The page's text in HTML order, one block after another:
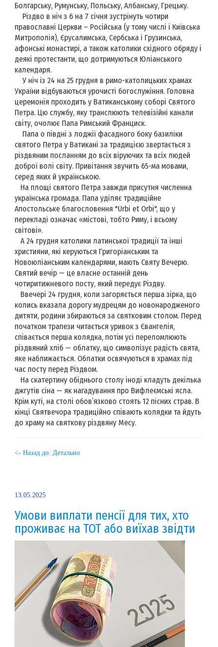
Болгарську, Румунську, Польську, Албанську, Грецьку.
Різдво в ніч з 6 на 7 січня зустрінуть чотири
православні Церкви – Російська (у тому числі і Київська
Митрополія), Єрусалимська, Сербська і Грузинська,
афонські монастирі, а також католики східного обряду і
деякі протестанти, що дотримуються Юліанського
календаря.
У ніч із 24 на 25 грудня в римо-католицьких храмах
України відбуваються урочисті богослужіння. Головна
церемонія проходить у Ватиканському соборі Святого
Петра. Цю службу, яку транслюють телевізійні канали
світу, очолює Папа Римський Франциск.
Папа о півдні з лоджії фасадного боку базиліки
святого Петра у Ватикані за традицією звертається з
різдвяним посланням до всіх віруючих та всіх людей
доброї волі світу. Привітання звучить 65-ма мовами,
серед яких й українською.
На площі святого Петра завжди присутня численна
українська громада. Папа уділяє традиційне
Апостольське благословення "Urbi et Orbi", що у
перекладі означає «містові, тобто Риму, і всьому
світові».
А 24 грудня католики латинської традиції та інші
християни, які керуються Григоріанським та
Новоюліанським календарями, мають Святу Вечерю.
Святий вечір — це власне останній день
чотиритижневого посту, який передує Різдву.
Ввечері 24 грудня, коли загоряється перша зірка, що
колись вказала дорогу мудрецям до новонародженого
дитяти, родини збираються за святковим столом. Перед
початком трапези читається уривок з Євангелія,
співається перша колядка, потім усі переломлюють
різдвяний хліб — облатку, що символізує радість свята,
яке наближається. Облатки освячуються в храмах під
час посту перед Різдвом.
На скатертину обіднього столу іноді кладуть декілька
джгутів сіна — як нагадування про Вифлеємські ясла.
Крім куті, на столі обов’язково стоять 12 пісних страв. В
кінці Святвечора традиційно співають колядки та йдуть
до храму на святкову різдвяну Месу.
<- Назад до: Детально
13.05.2025
Умови виплати пенсії для тих, хто
проживає на ТОТ або виїхав звідти